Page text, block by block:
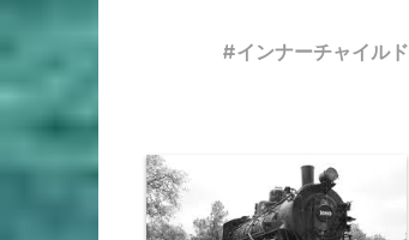
インナーチャイルド